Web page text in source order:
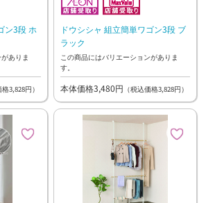
ン3段 ホ
ありま
格3,828円）
ドウシシャ 組立簡単ワゴン3段 ブ
ラック
この商品にはバリエーションがありま
す。
本体価格3,480円 （税込価格3,828円）